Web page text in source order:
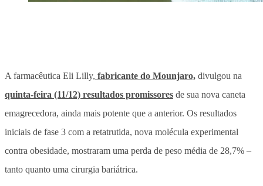
A farmacêutica Eli Lilly, fabricante do Mounjaro, divulgou na
quinta-feira (11/12) resultados promissores de sua nova caneta
emagrecedora, ainda mais potente que a anterior. Os resultados
iniciais de fase 3 com a retatrutida, nova molécula experimental
contra obesidade, mostraram uma perda de peso média de 28,7% –
tanto quanto uma cirurgia bariátrica.